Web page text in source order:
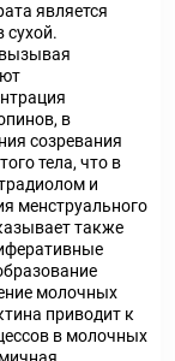
является
сухой.
в
созревания
тела, что в
и
менструального
также
молочных
приводит к
в молочных